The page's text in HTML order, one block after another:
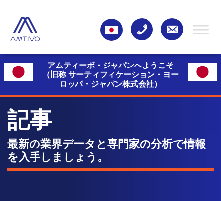
アムティーボ・ジャパンへようこそ
（旧称 サーティフィケーション・ヨー
ロッパ・ジャパン株式会社）
記事
最新の業界データと専門家の分析で情報
を入手しましょう。